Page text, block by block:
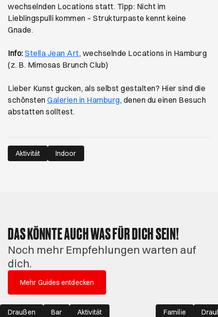
wechselnden Locations statt. Tipp: Nicht im
Lieblingspulli kommen – Strukturpaste kennt keine
Gnade.
Info: Stella Jean ArtÖffnet ein neues Browser-Tab
, wechselnde Locations in Hamburg
(z. B. Mimosas Brunch Club)
Lieber Kunst gucken, als selbst gestalten? Hier sind die
schönsten Galerien in Hamburg, denen du einen Besuch
abstatten solltest.
Aktivität Indoor
DAS KÖNNTE AUCH WAS FÜR DICH SEIN!
Noch mehr Empfehlungen warten auf
dich.
Mehr Guides entdecken
Draußen Bar Aktivität Familie